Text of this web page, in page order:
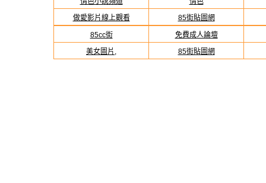
做愛影片線上觀看
85街貼圖網
85cc街
免費成人論壇
美女圖片,
85街貼圖網